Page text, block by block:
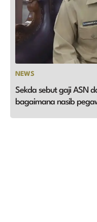
NEWS
Sekda sebut gaji ASN
bagaimana nasib